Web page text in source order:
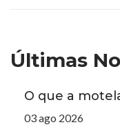
Últimas
O que a
03 ago 2026